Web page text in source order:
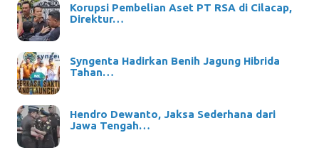
Korupsi Pembelian Aset PT RSA di Cilacap,
Direktur…
Syngenta Hadirkan Benih Jagung Hibrida
Tahan…
Hendro Dewanto, Jaksa Sederhana dari
Jawa Tengah…